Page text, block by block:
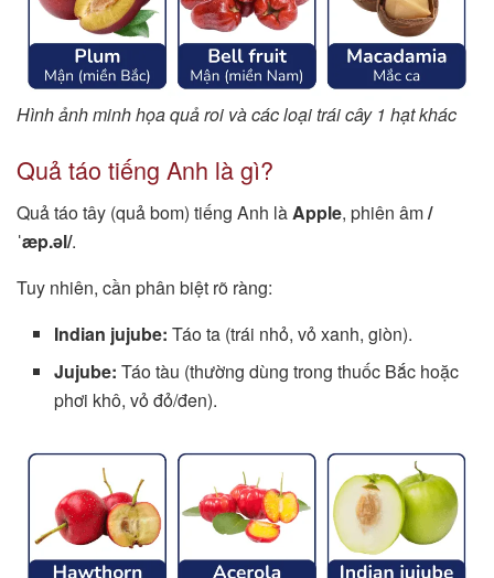
Hình ảnh minh họa quả roi và các loại trái cây 1 hạt khác
Quả táo tiếng Anh là gì?
Quả táo tây (quả bom) tiếng Anh làApple, phiên âm/
ˈæp.əl/.
Tuy nhiên, cần phân biệt rõ ràng:
Indian jujube: Táo ta (trái nhỏ, vỏ xanh, giòn).
Jujube: Táo tàu (thường dùng trong thuốc Bắc hoặc
phơi khô, vỏ đỏ/đen).